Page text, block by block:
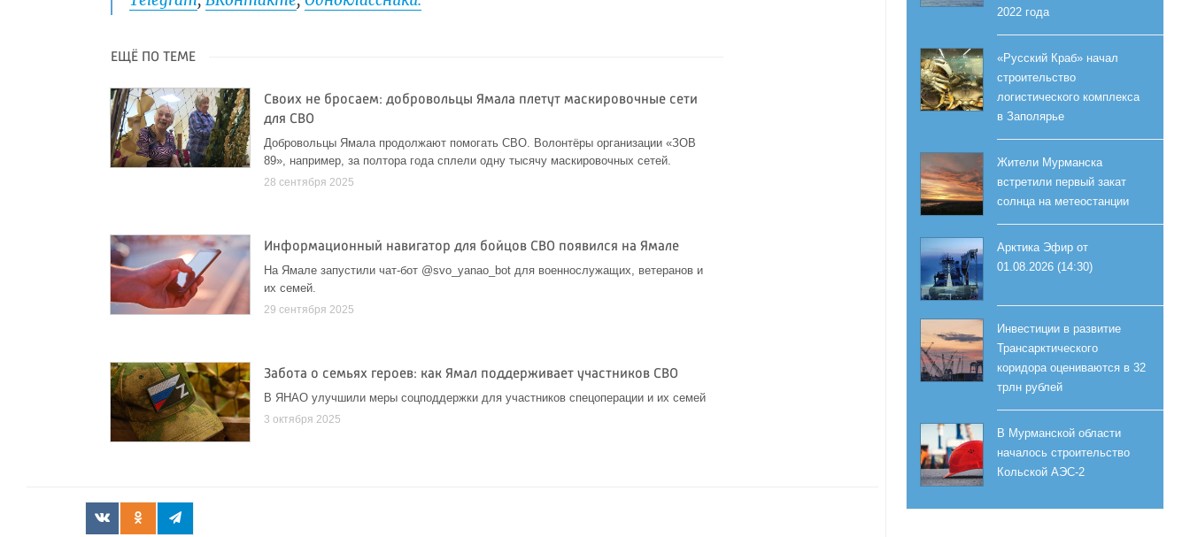
ЕЩЁ ПО ТЕМЕ
Своих не бросаем: добровольцы Ямала плетут маскировочные сети
для СВО
Добровольцы Ямала продолжают помогать СВО. Волонтёры организации «ЗОВ
89», например, за полтора года сплели одну тысячу маскировочных сетей.
28 сентября 2025
Информационный навигатор для бойцов СВО появился на Ямале
На Ямале запустили чат-бот @svo_yanao_bot для военнослужащих, ветеранов и
их семей.
29 сентября 2025
Забота о семьях героев: как Ямал поддерживает участников СВО
В ЯНАО улучшили меры соцподдержки для участников спецоперации и их семей
3 октября 2025
2022 года
«Русский Краб» начал
строительство
логистического комплекса
в Заполярье
Жители Мурманска
встретили первый закат
солнца на метеостанции
Арктика Эфир от
01.08.2026 (14:30)
Инвестиции в развитие
Трансарктического
коридора оцениваются в 32
трлн рублей
В Мурманской области
началось строительство
Кольской АЭС-2